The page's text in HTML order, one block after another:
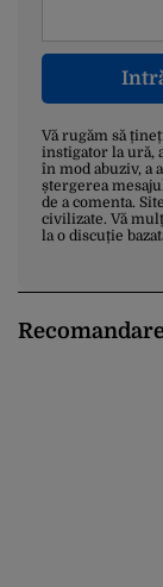
Vă rugăm să
instigator la ură,
în mod abuziv, a
ștergerea
de a comenta.
civilizate. Vă
la o discuție